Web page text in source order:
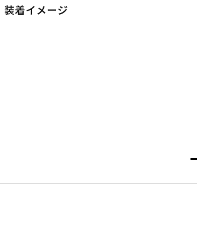
装着イメージ